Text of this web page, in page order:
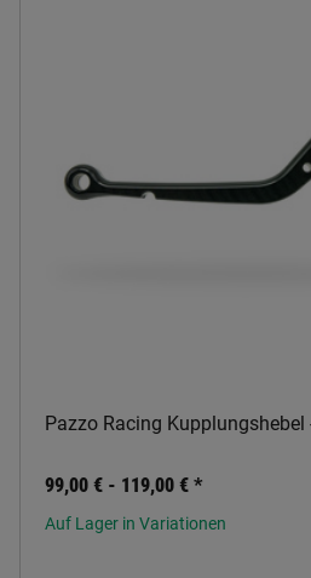
Pazzo Racing Kupplungshebel
99,00 € - 119,00 € *
Auf Lager in Variationen